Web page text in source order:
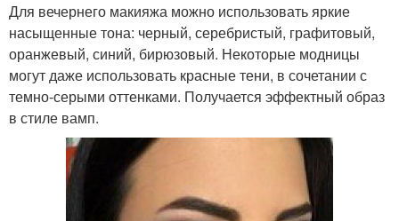
Для вечернего макияжа можно использовать яркие
насыщенные тона: черный, серебристый, графитовый,
оранжевый, синий, бирюзовый. Некоторые модницы
могут даже использовать красные тени, в сочетании с
темно-серыми оттенками. Получается эффектный образ
в стиле вамп.